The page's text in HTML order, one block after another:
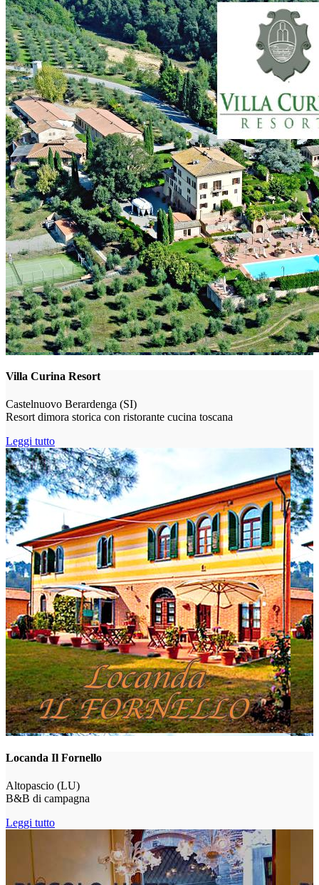
Villa Curina Resort
Castelnuovo Berardenga (SI)
Resort dimora storica con ristorante cucina toscana
Leggi tutto
Locanda Il Fornello
Altopascio (LU)
B&B di campagna
Leggi tutto